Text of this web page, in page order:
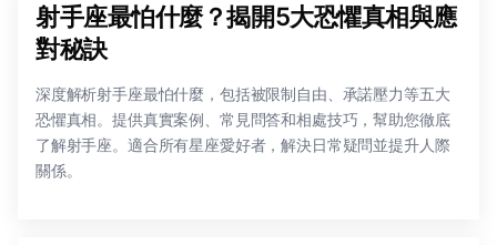
射手座最怕什麼？揭開5大恐懼真相與應
對秘訣
深度解析射手座最怕什麼，包括被限制自由、承諾壓力等五大
恐懼真相。提供真實案例、常見問答和相處技巧，幫助您徹底
了解射手座。適合所有星座愛好者，解決日常疑問並提升人際
關係。